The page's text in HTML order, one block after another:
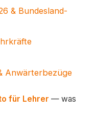
& Bundesland-
Anwärterbezüge
für Lehrer — was